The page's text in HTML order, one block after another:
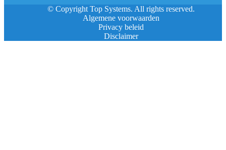
© Copyright Top Systems. All rights reserved.
Algemene voorwaarden
Privacy beleid
Disclaimer